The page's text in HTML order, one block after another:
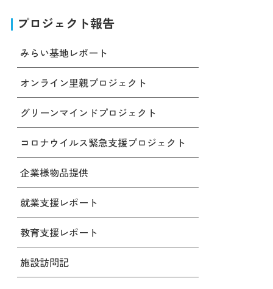
プロジェクト報告
みらい基地レポート
オンライン里親プロジェクト
グリーンマインドプロジェクト
コロナウイルス緊急支援プロジェクト
企業様物品提供
就業支援レポート
教育支援レポート
施設訪問記